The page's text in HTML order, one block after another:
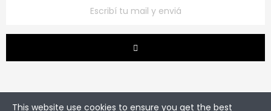
This website use cookies to ensure you get the best